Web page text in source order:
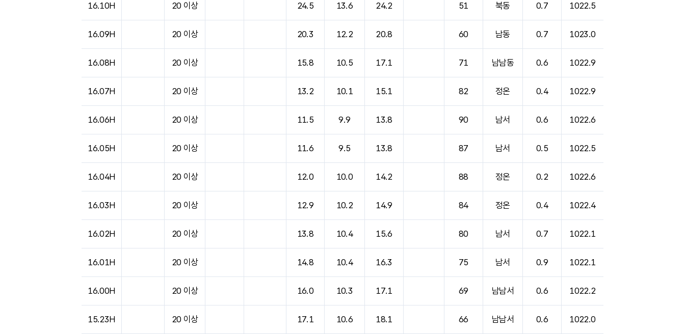
16.10H 20 이상 24.5 13.6 24.2 51 북동 0.7 1022.5
16.09H 20 이상 20.3 12.2 20.8 60 남동 0.7 1023.0
16.08H 20 이상 15.8 10.5 17.1 71 남남동 0.6 1022.9
16.07H 20 이상 13.2 10.1 15.1 82 정온 0.4 1022.9
16.06H 20 이상 11.5 9.9 13.8 90 남서 0.6 1022.6
16.05H 20 이상 11.6 9.5 13.8 87 남서 0.5 1022.5
16.04H 20 이상 12.0 10.0 14.2 88 정온 0.2 1022.6
16.03H 20 이상 12.9 10.2 14.9 84 정온 0.4 1022.4
16.02H 20 이상 13.8 10.4 15.6 80 남서 0.7 1022.1
16.01H 20 이상 14.8 10.4 16.3 75 남서 0.9 1022.1
16.00H 20 이상 16.0 10.3 17.1 69 남남서 0.6 1022.2
15.23H 20 이상 17.1 10.6 18.1 66 남남서 0.6 1022.0